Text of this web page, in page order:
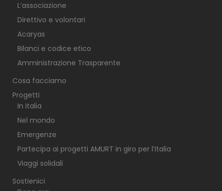
L’associazione
Direttivo e volontari
Acaryas
Bilanci e codice etico
Amministrazione Trasparente
Cosa facciamo
Progetti
In Italia
Nel mondo
Emergenze
Partecipa ai progetti AMURT in giro per l’Italia
Viaggi solidali
Sostienici